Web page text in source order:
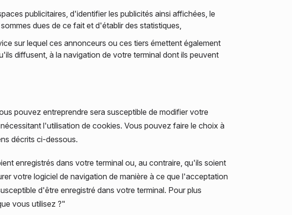
publicitaires, d'identifier les publicités ainsi affichées, le
dues de ce fait et d'établir des statistiques,
sur lequel ces annonceurs ou ces tiers émettent également
diffusent, à la navigation de votre terminal dont ils peuvent
pouvez entreprendre sera susceptible de modifier votre
l'utilisation de cookies. Vous pouvez faire le choix à
décrits ci-dessous.
enregistrés dans votre terminal ou, au contraire, qu'ils soient
votre logiciel de navigation de manière à ce que l'acceptation
d'être enregistré dans votre terminal. Pour plus
vous utilisez ?"